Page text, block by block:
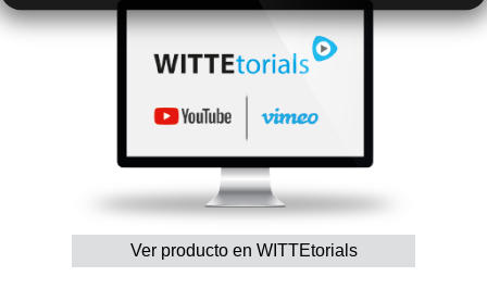
Ver producto en WITTEtorials